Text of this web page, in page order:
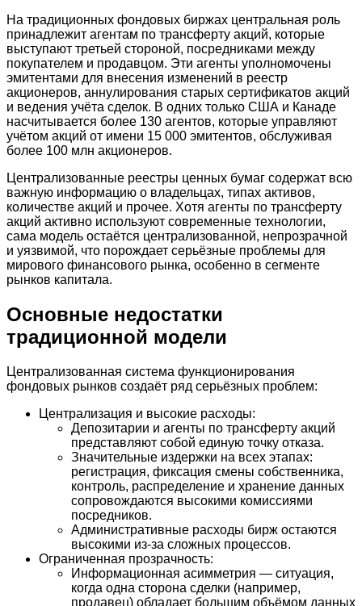
На традиционных фондовых биржах центральная роль
принадлежит агентам по трансферту акций, которые
выступают третьей стороной, посредниками между
покупателем и продавцом. Эти агенты уполномочены
эмитентами для внесения изменений в реестр
акционеров, аннулирования старых сертификатов акций
и ведения учёта сделок. В одних только США и Канаде
насчитывается более 130 агентов, которые управляют
учётом акций от имени 15 000 эмитентов, обслуживая
более 100 млн акционеров.
Централизованные реестры ценных бумаг содержат всю
важную информацию о владельцах, типах активов,
количестве акций и прочее. Хотя агенты по трансферту
акций активно используют современные технологии,
сама модель остаётся централизованной, непрозрачной
и уязвимой, что порождает серьёзные проблемы для
мирового финансового рынка, особенно в сегменте
рынков капитала.
Основные недостатки
традиционной модели
Централизованная система функционирования
фондовых рынков создаёт ряд серьёзных проблем:
Централизация и высокие расходы:
Депозитарии и агенты по трансферту акций
представляют собой единую точку отказа.
Значительные издержки на всех этапах:
регистрация, фиксация смены собственника,
контроль, распределение и хранение данных
сопровождаются высокими комиссиями
посредников.
Административные расходы бирж остаются
высокими из-за сложных процессов.
Ограниченная прозрачность:
Информационная асимметрия — ситуация,
когда одна сторона сделки (например,
продавец) обладает большим объёмом данных